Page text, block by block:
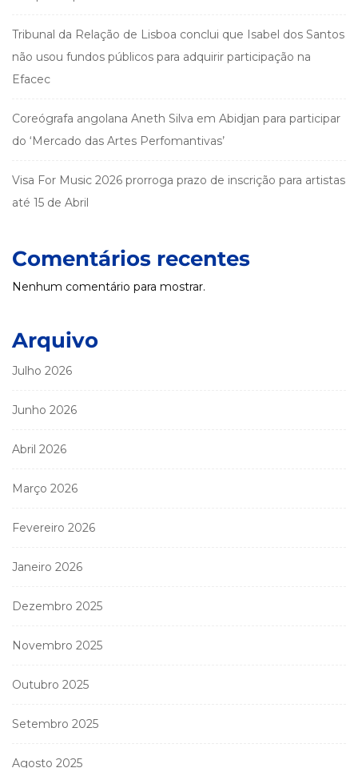
Tribunal da Relação de Lisboa conclui que Isabel dos Santos
não usou fundos públicos para adquirir participação na
Efacec
Coreógrafa angolana Aneth Silva em Abidjan para participar
do ‘Mercado das Artes Perfomantivas’
Visa For Music 2026 prorroga prazo de inscrição para artistas
até 15 de Abril
Comentários recentes
Nenhum comentário para mostrar.
Arquivo
Julho 2026
Junho 2026
Abril 2026
Março 2026
Fevereiro 2026
Janeiro 2026
Dezembro 2025
Novembro 2025
Outubro 2025
Setembro 2025
Agosto 2025